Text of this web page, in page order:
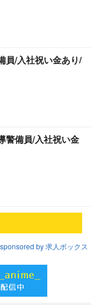
員/入社祝い金あり/
警備員/入社祝い金
sponsored by 求人ボックス